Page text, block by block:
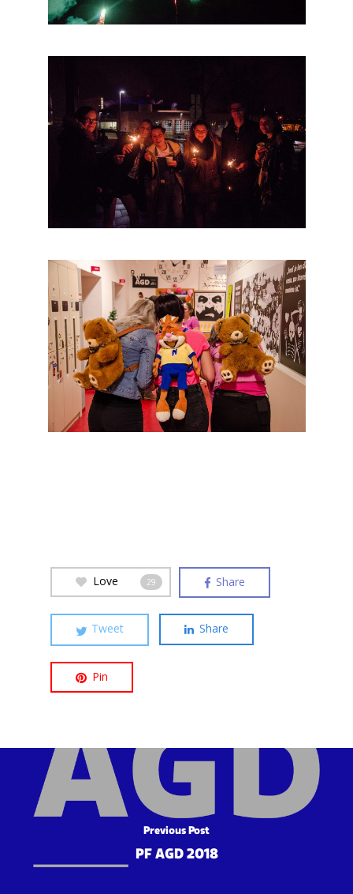
Love 29 Share
Tweet Share
Pin
Previous Post
PF AGD 2018